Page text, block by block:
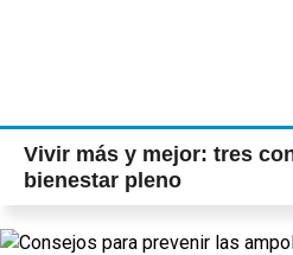
Vivir más y mejor: tres
bienestar pleno